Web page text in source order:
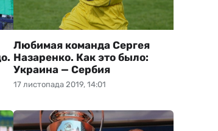
17 листопада 2019, 14:01
Любимая команда Сергея
Назаренко. Как это было:
Украина — Сербия